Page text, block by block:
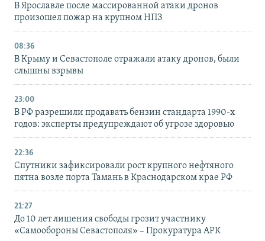
В Ярославле после массированной атаки дронов
произошел пожар на крупном НПЗ
08:36
В Крыму и Севастополе отражали атаку дронов, были
слышны взрывы
23:00
В РФ разрешили продавать бензин стандарта 1990-х
годов: эксперты предупреждают об угрозе здоровью
22:36
Спутники зафиксировали рост крупного нефтяного
пятна возле порта Тамань в Краснодарском крае РФ
21:27
До 10 лет лишения свободы грозит участнику
«Самообороны Севастополя» – Прокуратура АРК